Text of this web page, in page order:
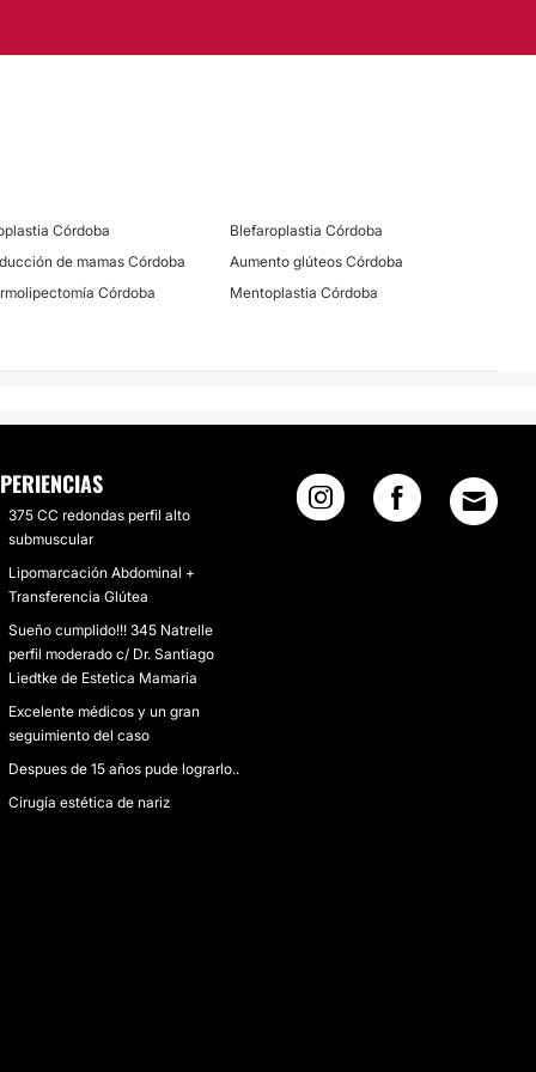
Córdoba
Blefaroplastia Córdoba
de mamas Córdoba
Aumento glúteos Córdoba
Córdoba
Mentoplastia Córdoba
375 CC redondas perfil alto
submuscular
Lipomarcación Abdominal +
Transferencia Glútea
Sueño cumplido!!! 345 Natrelle
perfil moderado c/ Dr. Santiago
Liedtke de Estetica Mamaria
Excelente médicos y un gran
seguimiento del caso
Despues de 15 años pude lograrlo..
Cirugía estética de nariz